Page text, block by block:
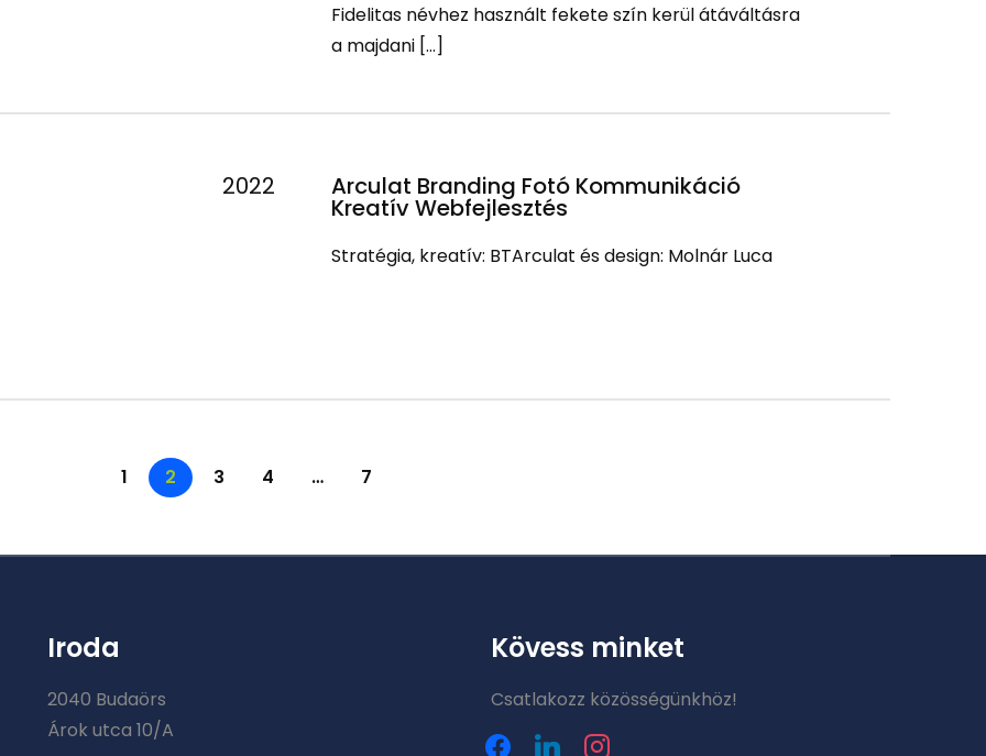
Fidelitas névhez használt fekete szín kerül átáváltásra
a majdani […]
2022 Arculat Branding Fotó Kommunikáció
Kreatív Webfejlesztés
Stratégia, kreatív: BTArculat és design: Molnár Luca
1 2 3 4 … 7
Iroda
2040 Budaörs
Árok utca 10/A
Kövess minket
Csatlakozz közösségünkhöz!
facebooklinkedininstagram